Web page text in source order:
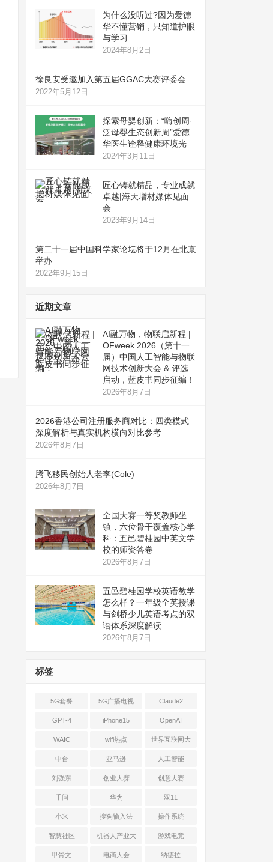
为什么没听过?因为爱德
华不懂营销，只知道护眼
与学习
2024年8月2日
徐良安受邀加入第五届GGAC大赛评委会
2022年5月12日
探索母婴创新：“嗨创周·
泛母婴生态创新周”爱德
华医生诠释健康环境光
2024年3月11日
匠心铸就精品，专业成就
卓越|海天增材媒体见面
会
2023年9月14日
第二十一届中国科学家论坛将于12月在北京
举办
2022年9月15日
近期文章
AI融万物，物联启新程 |
OFweek 2026（第十一
届）中国人工智能与物联
网技术创新大会 & 评选
启动，蓝皮书同步征编！
2026年8月7日
2026香港公司注册服务商对比：四类模式
深度解析与真实机构横向对比参考
2026年8月7日
腾飞移民创始人老李(Cole)
2026年8月7日
全国大赛一等奖教师坐
镇，六位骨干覆盖核心学
科：五邑碧桂园中英文学
校的师资答卷
2026年8月7日
五邑碧桂园学校英语教学
怎么样？一年级全英授课
与剑桥少儿英语考点的双
语体系深度解读
2026年8月7日
标签
5G套餐 5G广播电视 Claude2
GPT-4 iPhone15 OpenAI
WAIC wifi热点 世界互联网大
会
中台 亚马逊 人工智能
刘强东 创业大赛 创意大赛
千问 华为 双11
小米 搜狗输入法 操作系统
智慧社区 机器人产业大
会
游戏电竞
甲骨文 电商大会 纳德拉